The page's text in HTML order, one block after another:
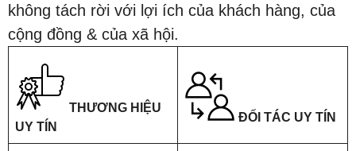
không tách rời với lợi ích của khách hàng, của
cộng đồng & của xã hội.
THƯƠNG HIỆU
UY TÍN
ĐỐI TÁC UY TÍN